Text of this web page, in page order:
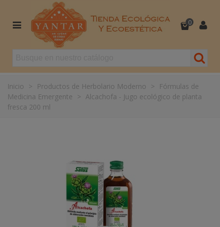
0
Inicio > Productos de Herbolario Moderno >
Fórmulas de
Medicina Emergente > Alcachofa - Jugo ecológico de planta
fresca 200 ml